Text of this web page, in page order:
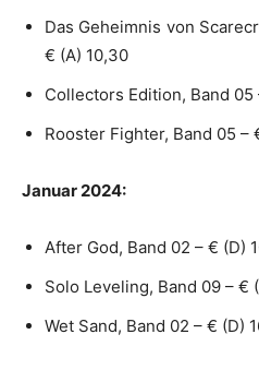
Das Geheimnis von
€ (A) 10,30
Collectors Edition, Band
Rooster Fighter, Band 05 –
Januar 2024:
After God, Band 02 – € (D)
Solo Leveling, Band 09 – €
Wet Sand, Band 02 – € (D)